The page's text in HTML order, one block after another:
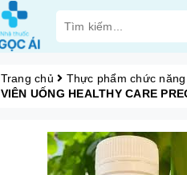
Trang chủ
Thực phẩm chức năng
VIÊN UỐNG HEALTHY CARE